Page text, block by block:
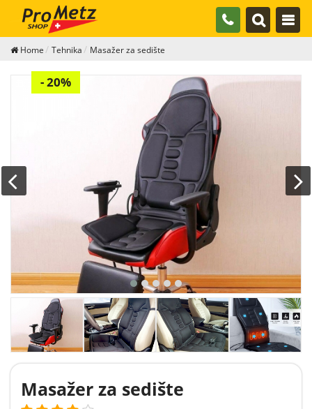
Home Tehnika Masažer za sedište
Masažer za sedište
- 20%